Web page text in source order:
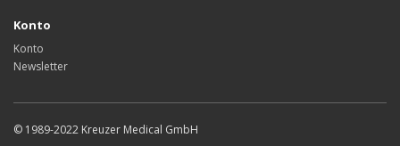
Konto
Konto
Newsletter
© 1989-2022 Kreuzer Medical GmbH